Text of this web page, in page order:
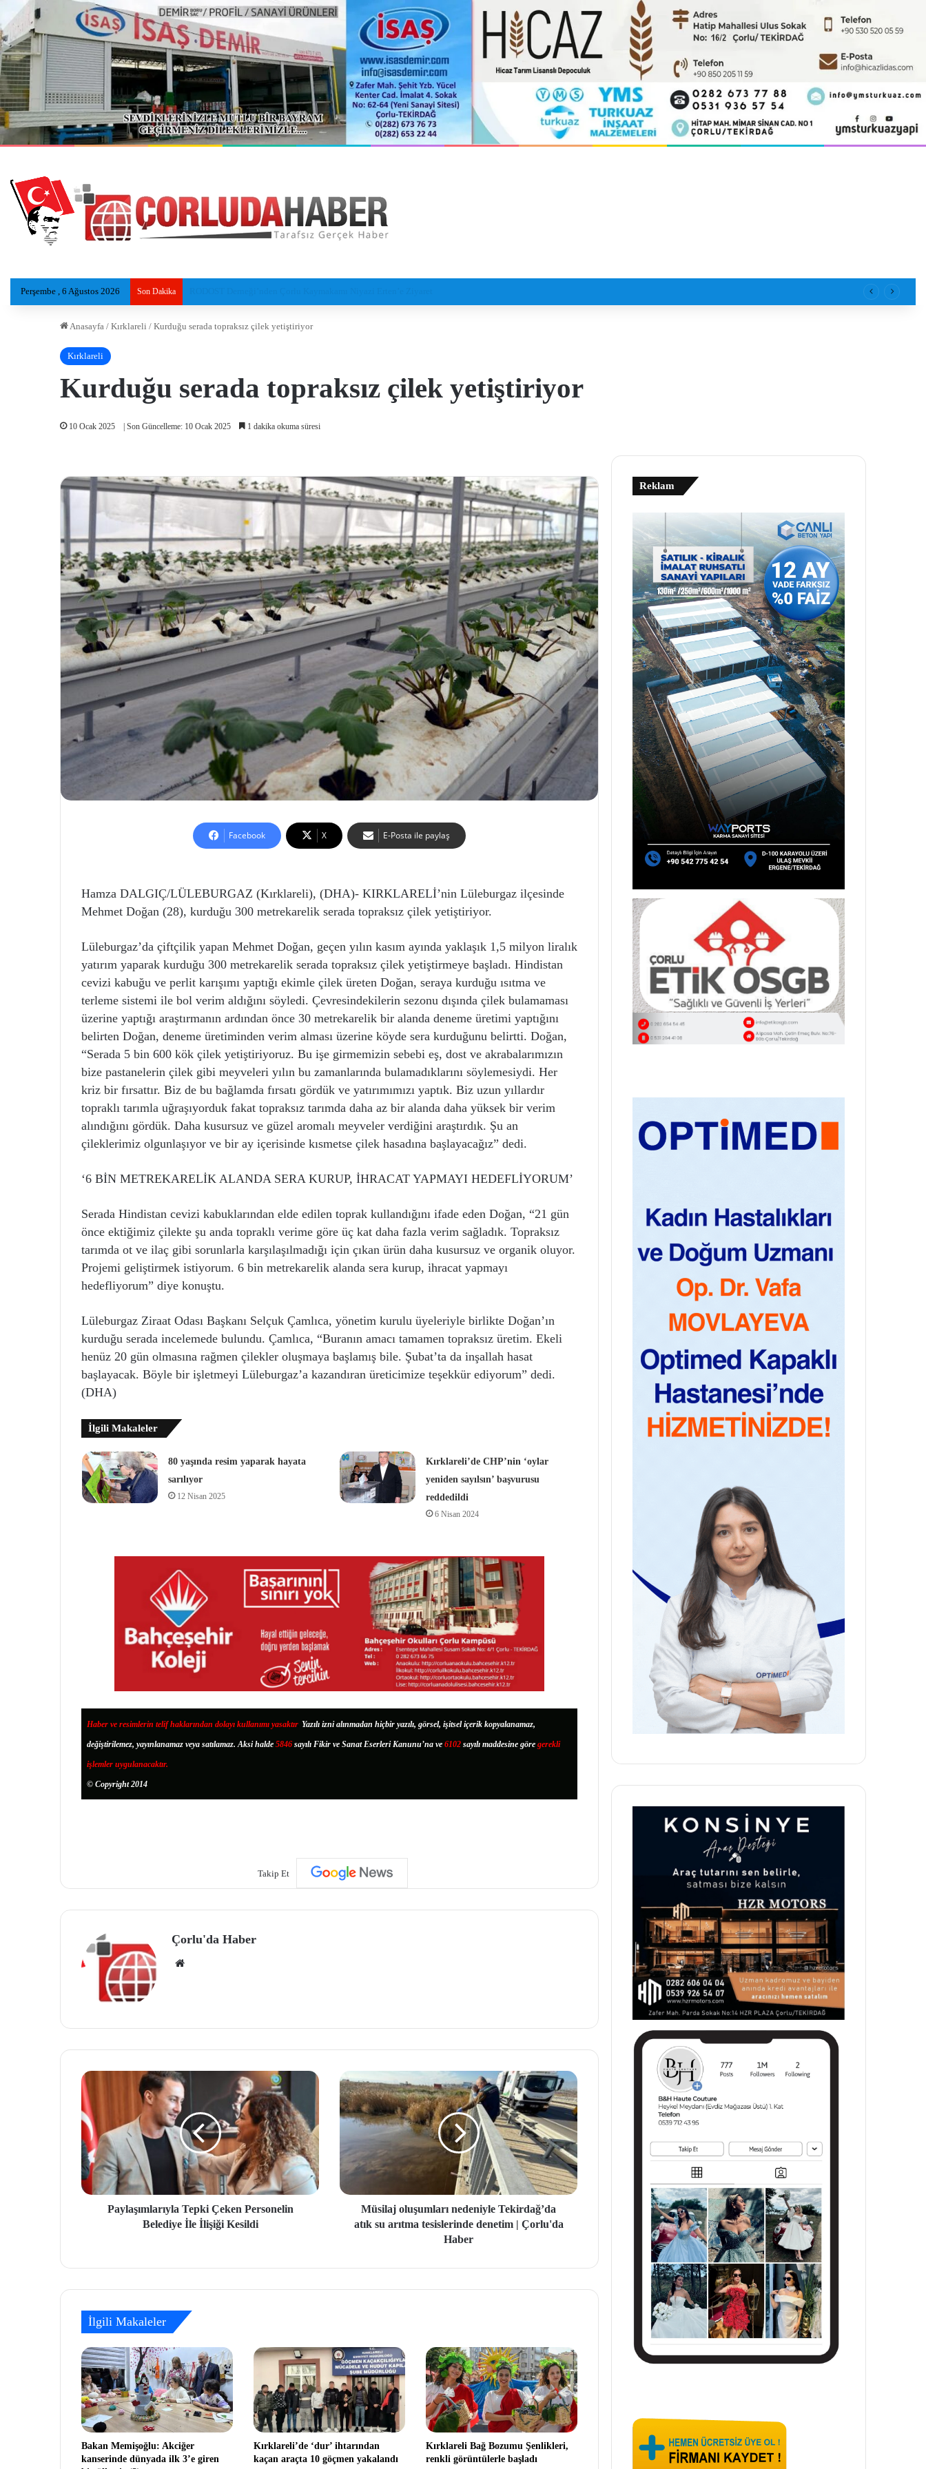
Perşembe , 6 Ağustos 2026 Son Dakika
Anasayfa / Kırklareli / Kurduğu serada topraksız çilek yetiştiriyor
Kırklareli
Kurduğu serada topraksız çilek yetiştiriyor
10 Ocak 2025 | Son Güncelleme: 10 Ocak 2025 1 dakika okuma süresi
Facebook X E-Posta ile paylaş
Hamza DALGIÇ/LÜLEBURGAZ (Kırklareli), (DHA)- KIRKLARELİ’nin Lüleburgaz ilçesinde
Mehmet Doğan (28), kurduğu 300 metrekarelik serada topraksız çilek yetiştiriyor.
Lüleburgaz’da çiftçilik yapan Mehmet Doğan, geçen yılın kasım ayında yaklaşık 1,5 milyon liralık
yatırım yaparak kurduğu 300 metrekarelik serada topraksız çilek yetiştirmeye başladı. Hindistan
cevizi kabuğu ve perlit karışımı yaptığı ekimle çilek üreten Doğan, seraya kurduğu ısıtma ve
terleme sistemi ile bol verim aldığını söyledi. Çevresindekilerin sezonu dışında çilek bulamaması
üzerine yaptığı araştırmanın ardından önce 30 metrekarelik bir alanda deneme üretimi yaptığını
belirten Doğan, deneme üretiminden verim alması üzerine köyde sera kurduğunu belirtti. Doğan,
“Serada 5 bin 600 kök çilek yetiştiriyoruz. Bu işe girmemizin sebebi eş, dost ve akrabalarımızın
bize pastanelerin çilek gibi meyveleri yılın bu zamanlarında bulamadıklarını söylemesiydi. Her
kriz bir fırsattır. Biz de bu bağlamda fırsatı gördük ve yatırımımızı yaptık. Biz uzun yıllardır
topraklı tarımla uğraşıyorduk fakat topraksız tarımda daha az bir alanda daha yüksek bir verim
alındığını gördük. Daha kusursuz ve güzel aromalı meyveler verdiğini araştırdık. Şu an
çileklerimiz olgunlaşıyor ve bir ay içerisinde kısmetse çilek hasadına başlayacağız” dedi.
‘6 BİN METREKARELİK ALANDA SERA KURUP, İHRACAT YAPMAYI HEDEFLİYORUM’
Serada Hindistan cevizi kabuklarından elde edilen toprak kullandığını ifade eden Doğan, “21 gün
önce ektiğimiz çilekte şu anda topraklı verime göre üç kat daha fazla verim sağladık. Topraksız
tarımda ot ve ilaç gibi sorunlarla karşılaşılmadığı için çıkan ürün daha kusursuz ve organik oluyor.
Projemi geliştirmek istiyorum. 6 bin metrekarelik alanda sera kurup, ihracat yapmayı
hedefliyorum” diye konuştu.
Lüleburgaz Ziraat Odası Başkanı Selçuk Çamlıca, yönetim kurulu üyeleriyle birlikte Doğan’ın
kurduğu serada incelemede bulundu. Çamlıca, “Buranın amacı tamamen topraksız üretim. Ekeli
henüz 20 gün olmasına rağmen çilekler oluşmaya başlamış bile. Şubat’ta da inşallah hasat
başlayacak. Böyle bir işletmeyi Lüleburgaz’a kazandıran üreticimize teşekkür ediyorum” dedi.
(DHA)
İlgili Makaleler
80 yaşında resim yaparak hayata
sarılıyor
12 Nisan 2025
Kırklareli’de CHP’nin ‘oylar
yeniden sayılsın’ başvurusu
reddedildi
6 Nisan 2024
Haber ve resimlerin telif haklarından dolayı kullanımı yasaktır. Yazılı izni alınmadan hiçbir yazılı, görsel, işitsel içerik kopyalanamaz,
değiştirilemez, yayınlanamaz veya satılamaz. Aksi halde 5846 sayılı Fikir ve Sanat Eserleri Kanunu’na ve 6102 sayılı maddesine göre gerekli
işlemler uygulanacaktır.
© Copyright 2014
Takip Et
Çorlu'da Haber
Paylaşımlarıyla Tepki Çeken Personelin
Belediye İle İlişiği Kesildi
Müsilaj oluşumları nedeniyle Tekirdağ’da
atık su arıtma tesislerinde denetim | Çorlu'da
Haber
İlgili Makaleler
Bakan Memişoğlu: Akciğer
kanserinde dünyada ilk 3’e giren
Kırklareli’de ‘dur’ ihtarından
kaçan araçta 10 göçmen yakalandı
Kırklareli Bağ Bozumu Şenlikleri,
renkli görüntülerle başladı
Reklam